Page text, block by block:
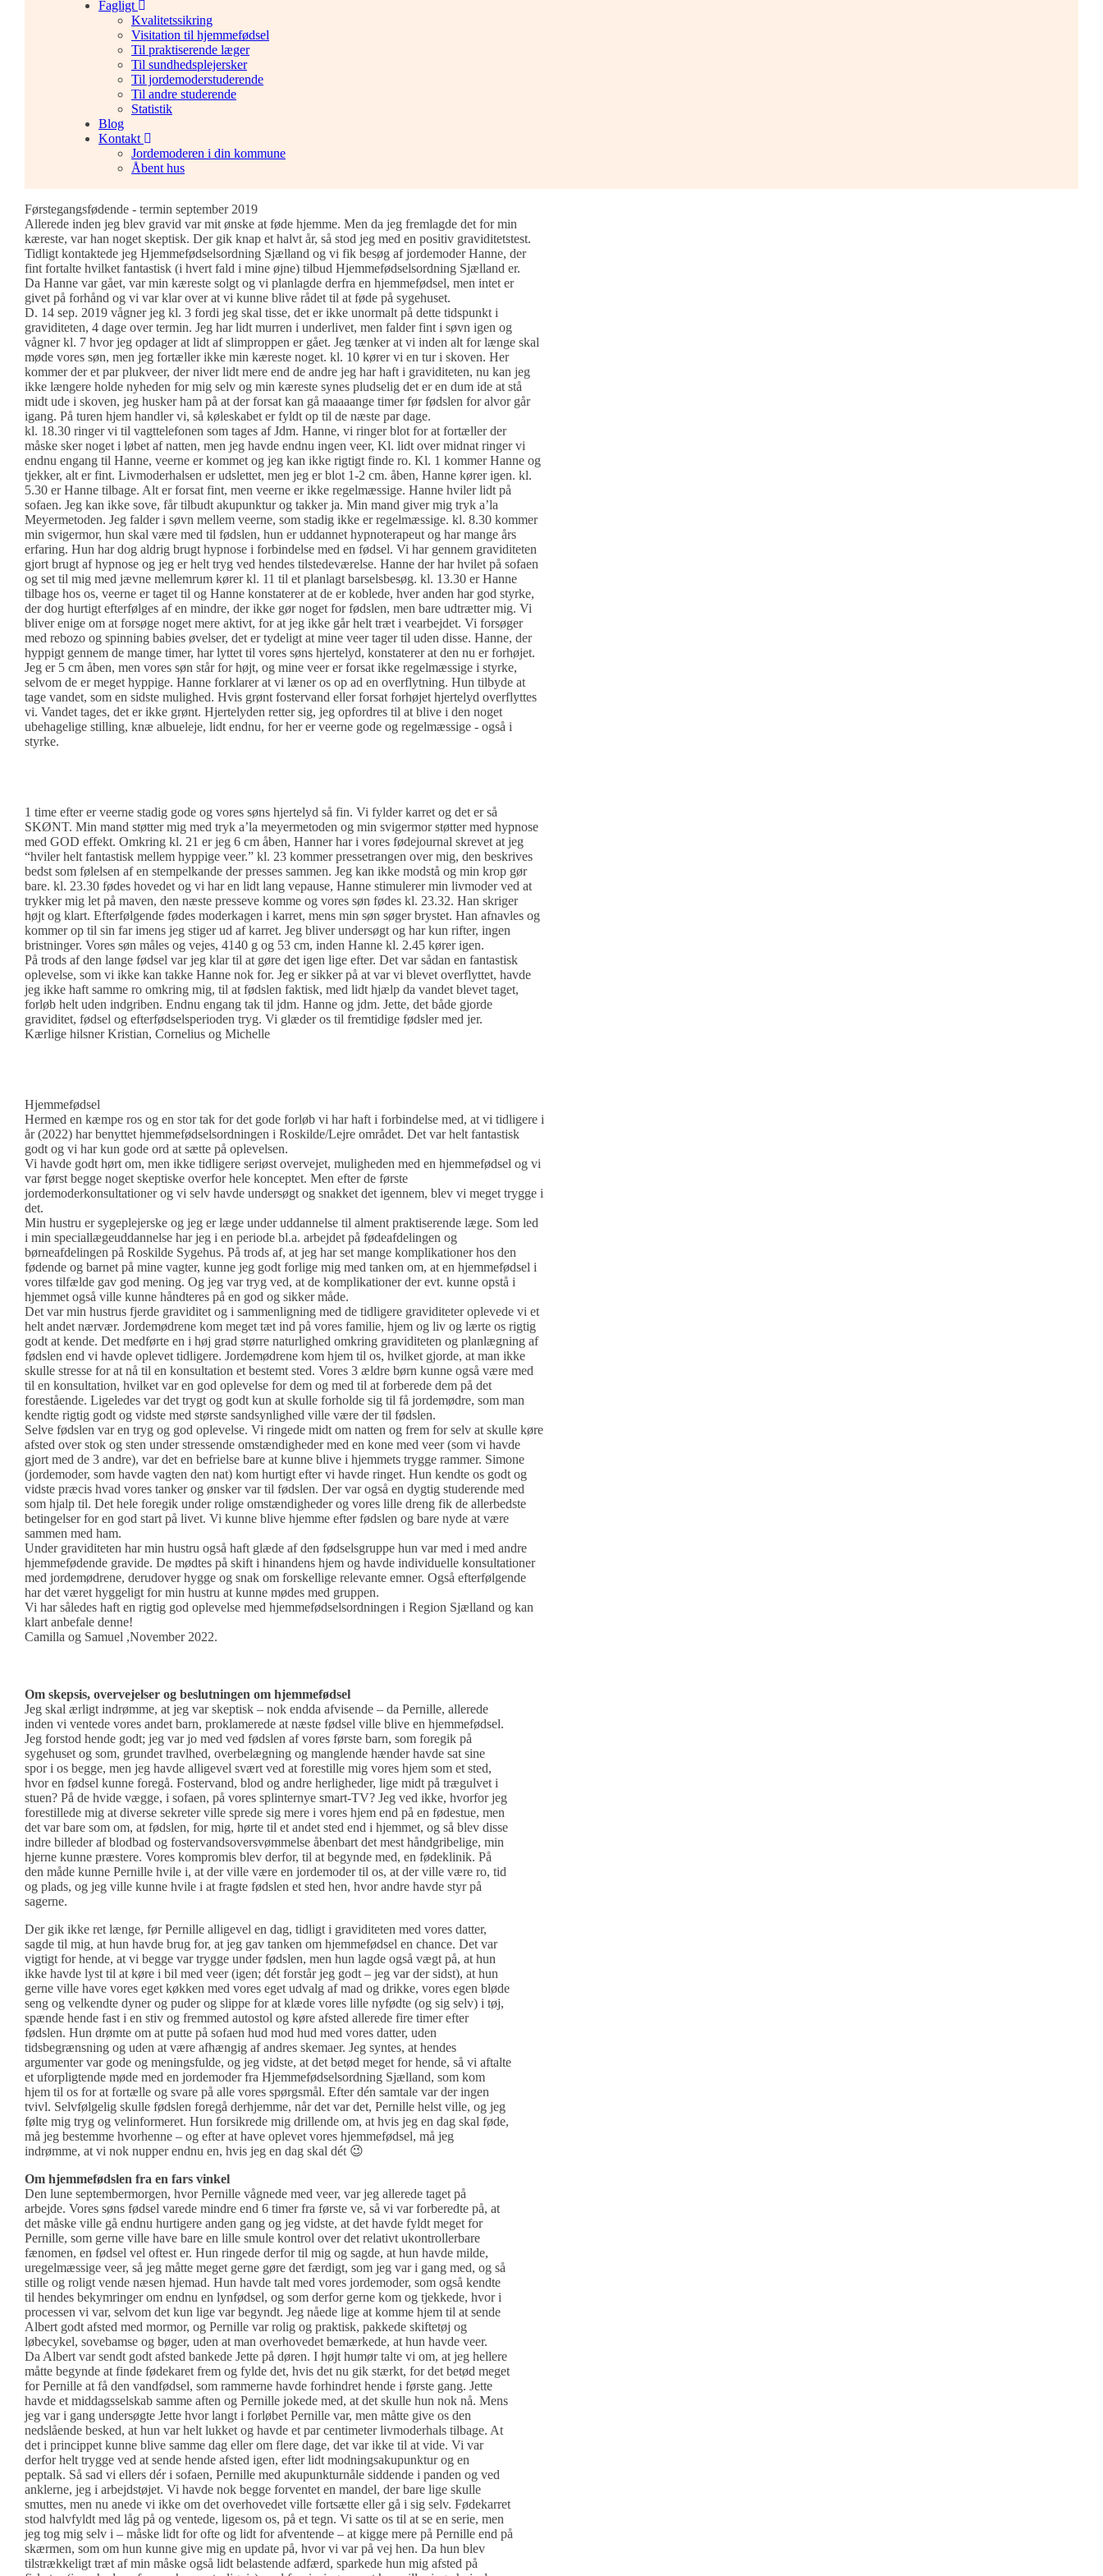
Fagligt
Kvalitetssikring
Visitation til hjemmefødsel
Til praktiserende læger
Til sundhedsplejersker
Til jordemoderstuderende
Til andre studerende
Statistik
Blog
Kontakt
Jordemoderen i din kommune
Åbent hus
Førstegangsfødende - termin september 2019
Allerede inden jeg blev gravid var mit ønske at føde hjemme. Men da jeg fremlagde det for min
kæreste, var han noget skeptisk. Der gik knap et halvt år, så stod jeg med en positiv graviditetstest.
Tidligt kontaktede jeg Hjemmefødselsordning Sjælland og vi fik besøg af jordemoder Hanne, der
fint fortalte hvilket fantastisk (i hvert fald i mine øjne) tilbud Hjemmefødselsordning Sjælland er.
Da Hanne var gået, var min kæreste solgt og vi planlagde derfra en hjemmefødsel, men intet er
givet på forhånd og vi var klar over at vi kunne blive rådet til at føde på sygehuset.
D. 14 sep. 2019 vågner jeg kl. 3 fordi jeg skal tisse, det er ikke unormalt på dette tidspunkt i
graviditeten, 4 dage over termin. Jeg har lidt murren i underlivet, men falder fint i søvn igen og
vågner kl. 7 hvor jeg opdager at lidt af slimproppen er gået. Jeg tænker at vi inden alt for længe skal
møde vores søn, men jeg fortæller ikke min kæreste noget. kl. 10 kører vi en tur i skoven. Her
kommer der et par plukveer, der niver lidt mere end de andre jeg har haft i graviditeten, nu kan jeg
ikke længere holde nyheden for mig selv og min kæreste synes pludselig det er en dum ide at stå
midt ude i skoven, jeg husker ham på at der forsat kan gå maaaange timer før fødslen for alvor går
igang. På turen hjem handler vi, så køleskabet er fyldt op til de næste par dage.
kl. 18.30 ringer vi til vagttelefonen som tages af Jdm. Hanne, vi ringer blot for at fortæller der
måske sker noget i løbet af natten, men jeg havde endnu ingen veer, Kl. lidt over midnat ringer vi
endnu engang til Hanne, veerne er kommet og jeg kan ikke rigtigt finde ro. Kl. 1 kommer Hanne og
tjekker, alt er fint. Livmoderhalsen er udslettet, men jeg er blot 1-2 cm. åben, Hanne kører igen. kl.
5.30 er Hanne tilbage. Alt er forsat fint, men veerne er ikke regelmæssige. Hanne hviler lidt på
sofaen. Jeg kan ikke sove, får tilbudt akupunktur og takker ja. Min mand giver mig tryk a’la
Meyermetoden. Jeg falder i søvn mellem veerne, som stadig ikke er regelmæssige. kl. 8.30 kommer
min svigermor, hun skal være med til fødslen, hun er uddannet hypnoterapeut og har mange års
erfaring. Hun har dog aldrig brugt hypnose i forbindelse med en fødsel. Vi har gennem graviditeten
gjort brugt af hypnose og jeg er helt tryg ved hendes tilstedeværelse. Hanne der har hvilet på sofaen
og set til mig med jævne mellemrum kører kl. 11 til et planlagt barselsbesøg. kl. 13.30 er Hanne
tilbage hos os, veerne er taget til og Hanne konstaterer at de er koblede, hver anden har god styrke,
der dog hurtigt efterfølges af en mindre, der ikke gør noget for fødslen, men bare udtrætter mig. Vi
bliver enige om at forsøge noget mere aktivt, for at jeg ikke går helt træt i vearbejdet. Vi forsøger
med rebozo og spinning babies øvelser, det er tydeligt at mine veer tager til uden disse. Hanne, der
hyppigt gennem de mange timer, har lyttet til vores søns hjertelyd, konstaterer at den nu er forhøjet.
Jeg er 5 cm åben, men vores søn står for højt, og mine veer er forsat ikke regelmæssige i styrke,
selvom de er meget hyppige. Hanne forklarer at vi læner os op ad en overflytning. Hun tilbyde at
tage vandet, som en sidste mulighed. Hvis grønt fostervand eller forsat forhøjet hjertelyd overflyttes
vi. Vandet tages, det er ikke grønt. Hjertelyden retter sig, jeg opfordres til at blive i den noget
ubehagelige stilling, knæ albueleje, lidt endnu, for her er veerne gode og regelmæssige - også i
styrke.
1 time efter er veerne stadig gode og vores søns hjertelyd så fin. Vi fylder karret og det er så
SKØNT. Min mand støtter mig med tryk a’la meyermetoden og min svigermor støtter med hypnose
med GOD effekt. Omkring kl. 21 er jeg 6 cm åben, Hanner har i vores fødejournal skrevet at jeg
“hviler helt fantastisk mellem hyppige veer.” kl. 23 kommer pressetrangen over mig, den beskrives
bedst som følelsen af en stempelkande der presses sammen. Jeg kan ikke modstå og min krop gør
bare. kl. 23.30 fødes hovedet og vi har en lidt lang vepause, Hanne stimulerer min livmoder ved at
trykker mig let på maven, den næste presseve komme og vores søn fødes kl. 23.32. Han skriger
højt og klart. Efterfølgende fødes moderkagen i karret, mens min søn søger brystet. Han afnavles og
kommer op til sin far imens jeg stiger ud af karret. Jeg bliver undersøgt og har kun rifter, ingen
bristninger. Vores søn måles og vejes, 4140 g og 53 cm, inden Hanne kl. 2.45 kører igen.
På trods af den lange fødsel var jeg klar til at gøre det igen lige efter. Det var sådan en fantastisk
oplevelse, som vi ikke kan takke Hanne nok for. Jeg er sikker på at var vi blevet overflyttet, havde
jeg ikke haft samme ro omkring mig, til at fødslen faktisk, med lidt hjælp da vandet blevet taget,
forløb helt uden indgriben. Endnu engang tak til jdm. Hanne og jdm. Jette, det både gjorde
graviditet, fødsel og efterfødselsperioden tryg. Vi glæder os til fremtidige fødsler med jer.
Kærlige hilsner Kristian, Cornelius og Michelle
Hjemmefødsel
Hermed en kæmpe ros og en stor tak for det gode forløb vi har haft i forbindelse med, at vi tidligere i
år (2022) har benyttet hjemmefødselsordningen i Roskilde/Lejre området. Det var helt fantastisk
godt og vi har kun gode ord at sætte på oplevelsen.
Vi havde godt hørt om, men ikke tidligere seriøst overvejet, muligheden med en hjemmefødsel og vi
var først begge noget skeptiske overfor hele konceptet. Men efter de første
jordemoderkonsultationer og vi selv havde undersøgt og snakket det igennem, blev vi meget trygge i
det.
Min hustru er sygeplejerske og jeg er læge under uddannelse til alment praktiserende læge. Som led
i min speciallægeuddannelse har jeg i en periode bl.a. arbejdet på fødeafdelingen og
børneafdelingen på Roskilde Sygehus. På trods af, at jeg har set mange komplikationer hos den
fødende og barnet på mine vagter, kunne jeg godt forlige mig med tanken om, at en hjemmefødsel i
vores tilfælde gav god mening. Og jeg var tryg ved, at de komplikationer der evt. kunne opstå i
hjemmet også ville kunne håndteres på en god og sikker måde.
Det var min hustrus fjerde graviditet og i sammenligning med de tidligere graviditeter oplevede vi et
helt andet nærvær. Jordemødrene kom meget tæt ind på vores familie, hjem og liv og lærte os rigtig
godt at kende. Det medførte en i høj grad større naturlighed omkring graviditeten og planlægning af
fødslen end vi havde oplevet tidligere. Jordemødrene kom hjem til os, hvilket gjorde, at man ikke
skulle stresse for at nå til en konsultation et bestemt sted. Vores 3 ældre børn kunne også være med
til en konsultation, hvilket var en god oplevelse for dem og med til at forberede dem på det
forestående. Ligeledes var det trygt og godt kun at skulle forholde sig til få jordemødre, som man
kendte rigtig godt og vidste med største sandsynlighed ville være der til fødslen.
Selve fødslen var en tryg og god oplevelse. Vi ringede midt om natten og frem for selv at skulle køre
afsted over stok og sten under stressende omstændigheder med en kone med veer (som vi havde
gjort med de 3 andre), var det en befrielse bare at kunne blive i hjemmets trygge rammer. Simone
(jordemoder, som havde vagten den nat) kom hurtigt efter vi havde ringet. Hun kendte os godt og
vidste præcis hvad vores tanker og ønsker var til fødslen. Der var også en dygtig studerende med
som hjalp til. Det hele foregik under rolige omstændigheder og vores lille dreng fik de allerbedste
betingelser for en god start på livet. Vi kunne blive hjemme efter fødslen og bare nyde at være
sammen med ham.
Under graviditeten har min hustru også haft glæde af den fødselsgruppe hun var med i med andre
hjemmefødende gravide. De mødtes på skift i hinandens hjem og havde individuelle konsultationer
med jordemødrene, derudover hygge og snak om forskellige relevante emner. Også efterfølgende
har det været hyggeligt for min hustru at kunne mødes med gruppen.
Vi har således haft en rigtig god oplevelse med hjemmefødselsordningen i Region Sjælland og kan
klart anbefale denne!
Camilla og Samuel ,November 2022.
Om skepsis, overvejelser og beslutningen om hjemmefødsel
Jeg skal ærligt indrømme, at jeg var skeptisk – nok endda afvisende – da Pernille, allerede
inden vi ventede vores andet barn, proklamerede at næste fødsel ville blive en hjemmefødsel.
Jeg forstod hende godt; jeg var jo med ved fødslen af vores første barn, som foregik på
sygehuset og som, grundet travlhed, overbelægning og manglende hænder havde sat sine
spor i os begge, men jeg havde alligevel svært ved at forestille mig vores hjem som et sted,
hvor en fødsel kunne foregå. Fostervand, blod og andre herligheder, lige midt på trægulvet i
stuen? På de hvide vægge, i sofaen, på vores splinternye smart-TV? Jeg ved ikke, hvorfor jeg
forestillede mig at diverse sekreter ville sprede sig mere i vores hjem end på en fødestue, men
det var bare som om, at fødslen, for mig, hørte til et andet sted end i hjemmet, og så blev disse
indre billeder af blodbad og fostervandsoversvømmelse åbenbart det mest håndgribelige, min
hjerne kunne præstere. Vores kompromis blev derfor, til at begynde med, en fødeklinik. På
den måde kunne Pernille hvile i, at der ville være en jordemoder til os, at der ville være ro, tid
og plads, og jeg ville kunne hvile i at fragte fødslen et sted hen, hvor andre havde styr på
sagerne.
Der gik ikke ret længe, før Pernille alligevel en dag, tidligt i graviditeten med vores datter,
sagde til mig, at hun havde brug for, at jeg gav tanken om hjemmefødsel en chance. Det var
vigtigt for hende, at vi begge var trygge under fødslen, men hun lagde også vægt på, at hun
ikke havde lyst til at køre i bil med veer (igen; dét forstår jeg godt – jeg var der sidst), at hun
gerne ville have vores eget køkken med vores eget udvalg af mad og drikke, vores egen bløde
seng og velkendte dyner og puder og slippe for at klæde vores lille nyfødte (og sig selv) i tøj,
spænde hende fast i en stiv og fremmed autostol og køre afsted allerede fire timer efter
fødslen. Hun drømte om at putte på sofaen hud mod hud med vores datter, uden
tidsbegrænsning og uden at være afhængig af andres skemaer. Jeg syntes, at hendes
argumenter var gode og meningsfulde, og jeg vidste, at det betød meget for hende, så vi aftalte
et uforpligtende møde med en jordemoder fra Hjemmefødselsordning Sjælland, som kom
hjem til os for at fortælle og svare på alle vores spørgsmål. Efter dén samtale var der ingen
tvivl. Selvfølgelig skulle fødslen foregå derhjemme, når det var det, Pernille helst ville, og jeg
følte mig tryg og velinformeret. Hun forsikrede mig drillende om, at hvis jeg en dag skal føde,
må jeg bestemme hvorhenne – og efter at have oplevet vores hjemmefødsel, må jeg
indrømme, at vi nok nupper endnu en, hvis jeg en dag skal dét 😉
Om hjemmefødslen fra en fars vinkel
Den lune septembermorgen, hvor Pernille vågnede med veer, var jeg allerede taget på
arbejde. Vores søns fødsel varede mindre end 6 timer fra første ve, så vi var forberedte på, at
det måske ville gå endnu hurtigere anden gang og jeg vidste, at det havde fyldt meget for
Pernille, som gerne ville have bare en lille smule kontrol over det relativt ukontrollerbare
fænomen, en fødsel vel oftest er. Hun ringede derfor til mig og sagde, at hun havde milde,
uregelmæssige veer, så jeg måtte meget gerne gøre det færdigt, som jeg var i gang med, og så
stille og roligt vende næsen hjemad. Hun havde talt med vores jordemoder, som også kendte
til hendes bekymringer om endnu en lynfødsel, og som derfor gerne kom og tjekkede, hvor i
processen vi var, selvom det kun lige var begyndt. Jeg nåede lige at komme hjem til at sende
Albert godt afsted med mormor, og Pernille var rolig og praktisk, pakkede skiftetøj og
løbecykel, sovebamse og bøger, uden at man overhovedet bemærkede, at hun havde veer.
Da Albert var sendt godt afsted bankede Jette på døren. I højt humør talte vi om, at jeg hellere
måtte begynde at finde fødekaret frem og fylde det, hvis det nu gik stærkt, for det betød meget
for Pernille at få den vandfødsel, som rammerne havde forhindret hende i første gang. Jette
havde et middagsselskab samme aften og Pernille jokede med, at det skulle hun nok nå. Mens
jeg var i gang undersøgte Jette hvor langt i forløbet Pernille var, men måtte give os den
nedslående besked, at hun var helt lukket og havde et par centimeter livmoderhals tilbage. At
det i princippet kunne blive samme dag eller om flere dage, det var ikke til at vide. Vi var
derfor helt trygge ved at sende hende afsted igen, efter lidt modningsakupunktur og en
peptalk. Så sad vi ellers dér i sofaen, Pernille med akupunkturnåle siddende i panden og ved
anklerne, jeg i arbejdstøjet. Vi havde nok begge forventet en mandel, der bare lige skulle
smuttes, men nu anede vi ikke om det overhovedet ville fortsætte eller gå i sig selv. Fødekarret
stod halvfyldt med låg på og ventede, ligesom os, på et tegn. Vi satte os til at se en serie, men
jeg tog mig selv i – måske lidt for ofte og lidt for afventende – at kigge mere på Pernille end på
skærmen, som om hun kunne give mig en update på, hvor vi var på vej hen. Da hun blev
tilstrækkeligt træt af min måske også lidt belastende adfærd, sparkede hun mig afsted på